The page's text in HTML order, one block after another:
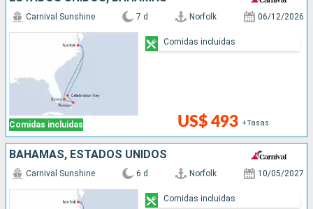
Comidas incluidas
Carnival Sunshine 7 d Norfolk 06/12/2026
US$ 493 +Tasas
Comidas incluidas
BAHAMAS, ESTADOS UNIDOS
Carnival Sunshine 6 d Norfolk 10/05/2027
Comidas incluidas